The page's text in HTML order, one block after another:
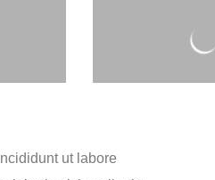
ut labore